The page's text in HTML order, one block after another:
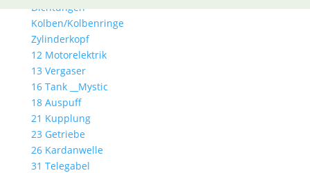
Dichtungen
Kolben/Kolbenringe
Zylinderkopf
12 Motorelektrik
13 Vergaser
16 Tank __Mystic
18 Auspuff
21 Kupplung
23 Getriebe
26 Kardanwelle
31 Telegabel